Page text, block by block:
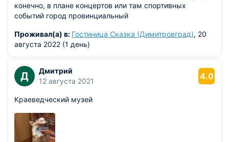
конечно, в плане концертов или там спортивных
событий город провинциальный
Проживал(а) в: Гостиница Сказка (Димитровград), 20
августа 2022 (1 день)
Д
Дмитрий
12 августа 2021
4.0
Краеведческий музей